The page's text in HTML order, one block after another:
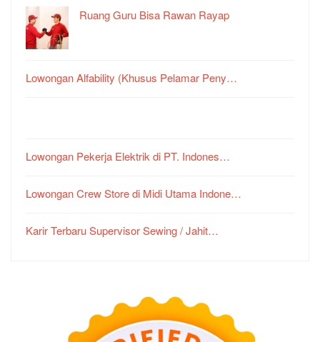
Ruang Guru Bisa Rawan Rayap
Lowongan Alfability (Khusus Pelamar Peny…
Lowongan Pekerja Elektrik di PT. Indones…
Lowongan Crew Store di Midi Utama Indone…
Karir Terbaru Supervisor Sewing / Jahit…